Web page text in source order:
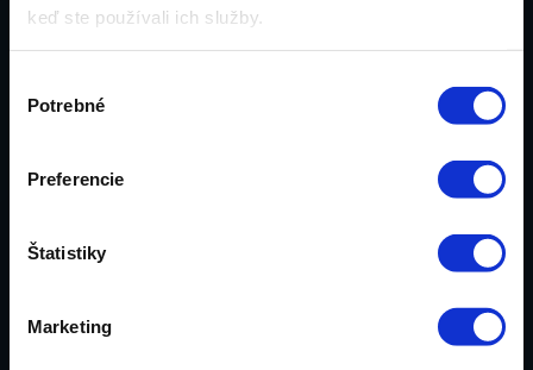
keď ste používali ich služby.
súhlasu
Potrebné
Preferencie
Štatistiky
Marketing